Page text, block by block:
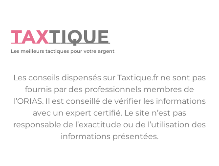
TAXTIQUE
Les meilleurs tactiques pour votre argent
Les conseils dispensés sur Taxtique.fr ne sont pas
fournis par des professionnels membres de
l’ORIAS. Il est conseillé de vérifier les informations
avec un expert certifié. Le site n’est pas
responsable de l’exactitude ou de l’utilisation des
informations présentées.